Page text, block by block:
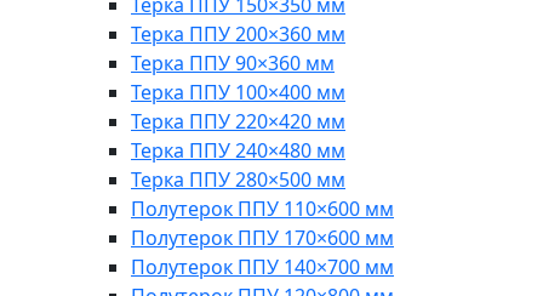
Терка ППУ 200×360 мм
Терка ППУ 90×360 мм
Терка ППУ 100×400 мм
Терка ППУ 220×420 мм
Терка ППУ 240×480 мм
Терка ППУ 280×500 мм
Полутерок ППУ 110×600 мм
Полутерок ППУ 170×600 мм
Полутерок ППУ 140×700 мм